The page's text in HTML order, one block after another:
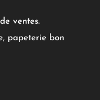
ventes.
papeterie bon